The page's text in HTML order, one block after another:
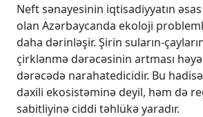
Neft sənayesinin iqtisadiyyatın
olan Azərbaycanda ekoloji
daha dərinləşir. Şirin suların-
çirklənmə dərəcəsinin artması
dərəcədə narahatedicidir. Bu
daxili ekosistəminə deyil, həm də
sabitliyinə ciddi təhlükə yaradır.